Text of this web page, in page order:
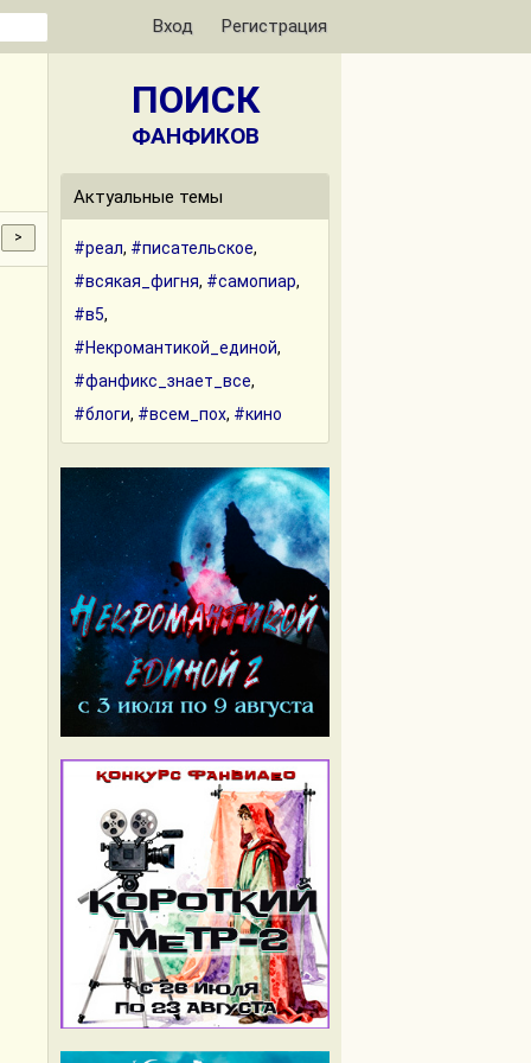
Вход Регистрация
ПОИСК
ФАНФИКОВ
Актуальные темы
#реал, #писательское,
#всякая_фигня, #самопиар,
#в5,
#Некромантикой_единой,
#фанфикс_знает_все,
#блоги, #всем_пох, #кино